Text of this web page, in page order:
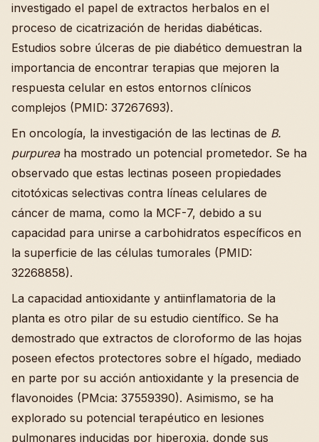
investigado el papel de extractos herbalos en el
proceso de cicatrización de heridas diabéticas.
Estudios sobre úlceras de pie diabético demuestran la
importancia de encontrar terapias que mejoren la
respuesta celular en estos entornos clínicos
complejos (PMID: 37267693).
En oncología, la investigación de las lectinas de B.
purpureaha mostrado un potencial prometedor. Se ha
observado que estas lectinas poseen propiedades
citotóxicas selectivas contra líneas celulares de
cáncer de mama, como la MCF-7, debido a su
capacidad para unirse a carbohidratos específicos en
la superficie de las células tumorales (PMID:
32268858).
La capacidad antioxidante y antiinflamatoria de la
planta es otro pilar de su estudio científico. Se ha
demostrado que extractos de cloroformo de las hojas
poseen efectos protectores sobre el hígado, mediado
en parte por su acción antioxidante y la presencia de
flavonoides (PMcia: 37559390). Asimismo, se ha
explorado su potencial terapéutico en lesiones
pulmonares inducidas por hiperoxia, donde sus